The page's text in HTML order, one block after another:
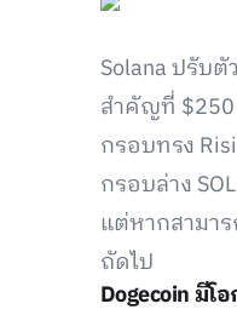
Solana ปรับ
สำคัญที่ $250
กรอบทรง
กรอบล่าง
แต่หากสามา
ถัดไป
Dogecoin มี